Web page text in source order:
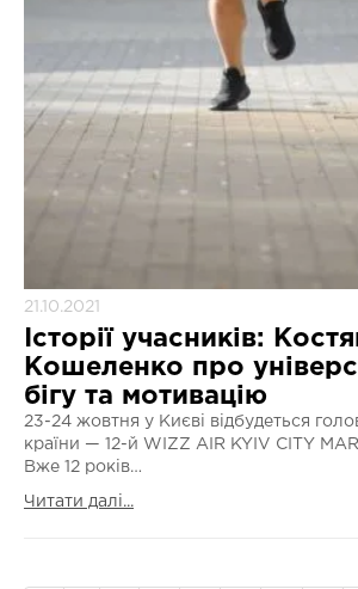
21.10.2021
Історії учасників:
Кошеленко про
бігу та мотивацію
23-24 жовтня у Києві відбудеться
країни — 12-й WIZZ AIR KYIV CITY
Вже 12 років…
Читати далі...